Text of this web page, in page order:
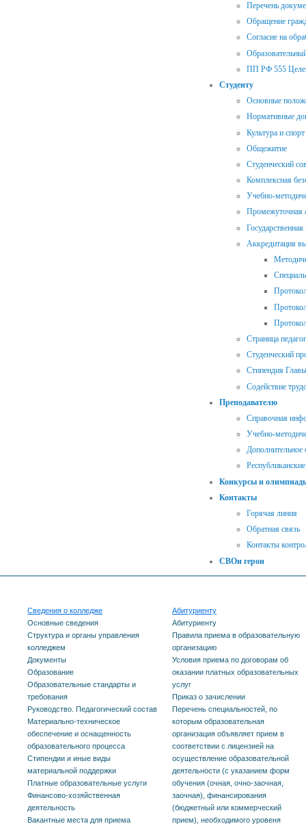
Перечень
Обращение
Согласие на
ПП РФ 555
Студенту
Основные
Нормативные
Культура и спорт
Общежитие
Студенческий
Комплексная
Учебно-
Промежуточная
Аккредитация
Страница
Студенческий
Стипендия
Содействие
Преподавателю
Справочная
Учебно-
Дополнительное
Конкурсы и
Контакты
Горячая линия
Обратная связь
Контакты
СВОи герои
Сведения о колледже
Основные сведения
Структура и органы управления
колледжем
Документы
Образование
Образовательные стандарты и
требования
Руководство. Педагогический состав
Материально-техническое
обеспечение и оснащенность
образовательного процесса
Стипендии и иные виды
материальной поддержки
Платные образовательные услуги
Финансово-хозяйственная
деятельность
Вакантные места для приема
Абитуриенту
Абитуриенту
Правила приема в образовательную
организацию
Условия приема по договорам об
оказании платных образовательных
услуг
Приказ о зачислении
Перечень специальностей, по
которым образовательная
организация объявляет прием в
соответствии с лицензией на
осуществление образовательной
деятельности (с указанием форм
обучения (очная, очно-заочная,
заочная), финансирования
(бюджетный или коммерческий
прием), необходимого уровеня